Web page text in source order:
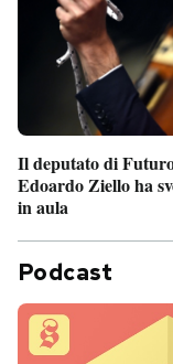
Il deputato di
Edoardo Ziello ha
in aula
Podcast